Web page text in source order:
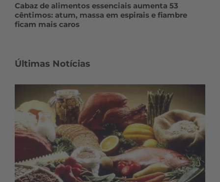
Cabaz de alimentos essenciais aumenta 53
cêntimos: atum, massa em espirais e fiambre
ficam mais caros
Últimas Notícias